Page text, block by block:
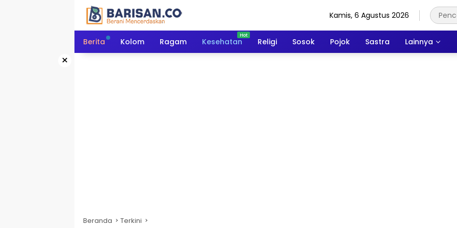
Kamis, 6 Agustus 2026
Berita Kolom Ragam Kesehatan Religi Sosok Pojok Sastra Lainnya
×
Beranda Terkini